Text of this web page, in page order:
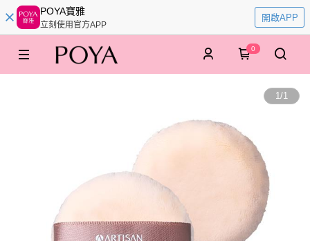
POYA寶雅
立刻使用官方APP
開啟APP
0
1/1